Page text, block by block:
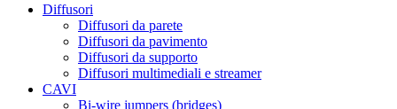
Diffusori
Diffusori da parete
Diffusori da pavimento
Diffusori da supporto
Diffusori multimediali e streamer
CAVI
Bi-wire jumpers (bridges)